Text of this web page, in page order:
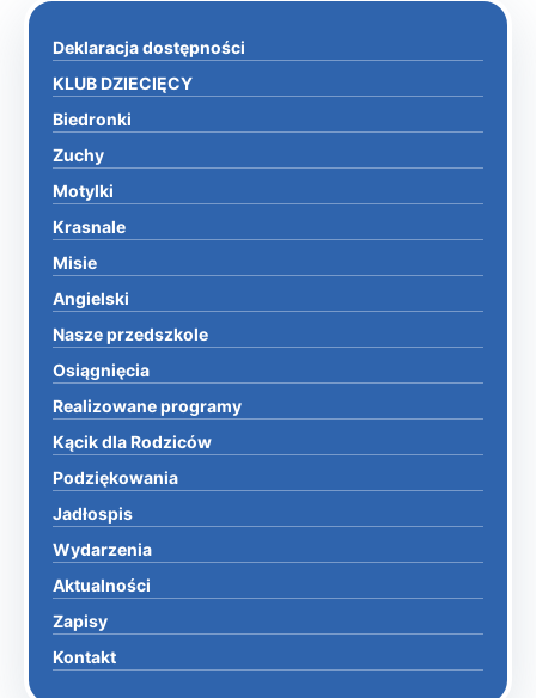
Deklaracja dostępności
KLUB DZIECIĘCY
Biedronki
Zuchy
Motylki
Krasnale
Misie
Angielski
Nasze przedszkole
Osiągnięcia
Realizowane programy
Kącik dla Rodziców
Podziękowania
Jadłospis
Wydarzenia
Aktualności
Zapisy
Kontakt